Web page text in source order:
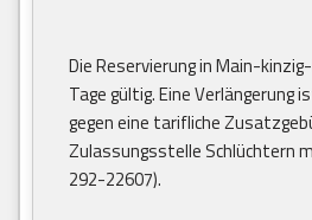
Die Reservierung in Main-
Tage gültig. Eine Verlängerung
gegen eine tarifliche
Zulassungsstelle Schlüchtern
292-22607).